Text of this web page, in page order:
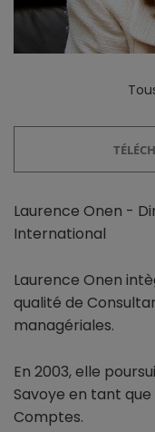
Laurence Onen -
International
Laurence Onen
qualité de
managériales.
En 2003, elle
Savoye en tant
Comptes.